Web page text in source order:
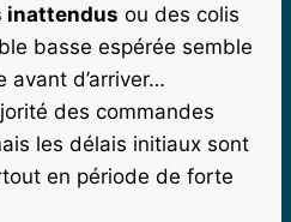
inattendus ou des colis
basse espérée semble
avant d’arriver…
des commandes
les délais initiaux sont
en période de forte